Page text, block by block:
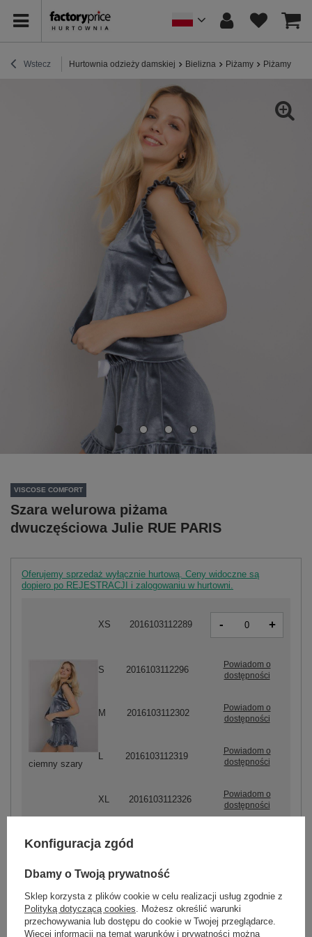
Wstecz Hurtownia odzieży damskiej Bielizna Piżamy Piżamy
VISCOSE COMFORT
Szara welurowa piżama
dwuczęściowa Julie RUE PARIS
Oferujemy sprzedaż wyłącznie hurtową. Ceny widoczne są
dopiero po REJESTRACJI i zalogowaniu w hurtowni.
XS 2016103112333
XL 2016103112371 - +
ciemny szary
XS 2016103112289 - +
S 2016103112296
Powiadom o
dostępności
M 2016103112302
Powiadom o
dostępności
2016103112319
Powiadom o
dostępności
XL 2016103112326
Powiadom o
dostępności
Konfiguracja zgód
Dbamy o Twoją prywatność
Sklep korzysta z plików cookie w celu realizacji usług zgodnie z
Polityką dotyczącą cookies . Możesz określić warunki
przechowywania lub dostępu do cookie w Twojej przeglądarce.
Więcej informacji na temat warunków i prywatności można